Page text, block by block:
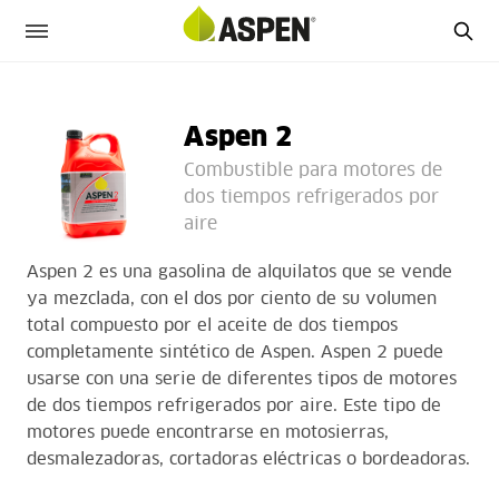
Aspen 2
Combustible para motores de
dos tiempos refrigerados por
aire
Aspen 2 es una gasolina de alquilatos que se vende
ya mezclada, con el dos por ciento de su volumen
total compuesto por el aceite de dos tiempos
completamente sintético de Aspen. Aspen 2 puede
usarse con una serie de diferentes tipos de motores
de dos tiempos refrigerados por aire. Este tipo de
motores puede encontrarse en motosierras,
desmalezadoras, cortadoras eléctricas o bordeadoras.